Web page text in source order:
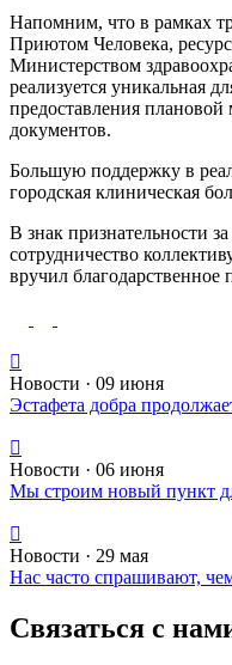
Напомним, что в рамках
Приютом Человека,
Министерством
реализуется уникальная
предоставления
документов.
Большую поддержку в
городская клиническая
В знак признательности
сотрудничество
вручил благодарственное
Новости · 09 июня
Эстафета добра
Новости · 06 июня
Мы строим новый пункт
Новости · 29 мая
Нас часто спрашивают,
Связаться с